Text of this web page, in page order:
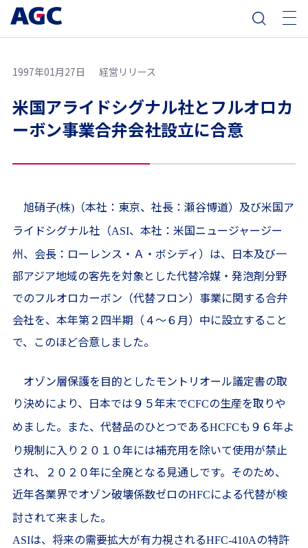
1997年01月27日 経営リリース
米国アライドシグナル社とフルオロカ
ーボン事業合弁会社設立に合意
旭硝子(株)（本社：東京、社長：瀬谷博道）及び米国ア
ライドシグナル社（ASI、本社：米国ニュージャージー
州、会長：ローレンス・Ａ・ボシディ）は、日本及び一
部アジア地域の客先を対象とした代替冷媒・発泡剤分野
でのフルオロカーボン（代替フロン）事業に関する合弁
会社を、本年第２四半期（４〜６月）中に設立すること
で、このほど合意しました。
オゾン層保護を目的としたモントリオール議定書の取
り決めにより、日本では９５年末でCFCの生産を取りや
めました。また、代替品のひとつであるHCFCも９６年よ
り規制に入り２０１０年には補充用を除いて使用が禁止
され、２０２０年に全廃となる見通しです。そのため、
近年各業界でオゾン破壊係数ゼロのHFCによる代替が検
討されて来ました。
ASIは、将来の需要拡大が有力視されるHFC-410Aの特許